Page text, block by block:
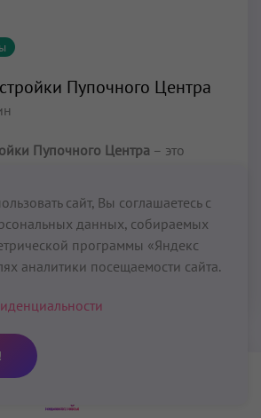
Пупочного Центра
Пупочного Центра – это
с другими Набхи Крийями,
этим комплексом выполняются
сайт, Вы соглашаетесь с
данных, собираемых
программы «Яндекс
аналитики посещаемости сайта.